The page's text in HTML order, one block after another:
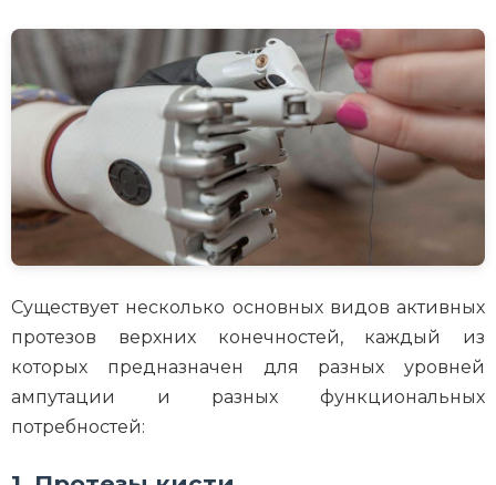
Существует несколько основных видов активных
протезов верхних конечностей, каждый из
которых предназначен для разных уровней
ампутации и разных функциональных
потребностей: